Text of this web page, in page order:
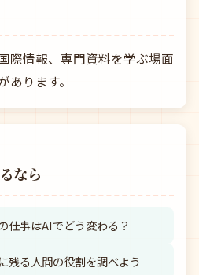
際情報、専門資料を学ぶ場面
ります。
なら
仕事はAIでどう変わる？
残る人間の役割を調べよう